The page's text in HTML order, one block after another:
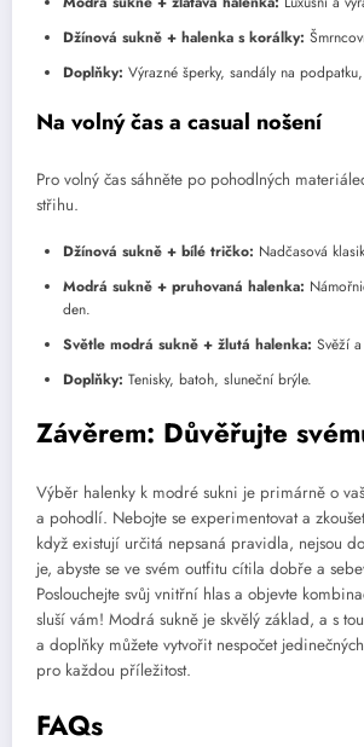
Džínová sukně + halenka s korálky:
Doplňky: Výrazné šperky, sandály na
Na volný čas a casual nošení
Pro volný čas sáhněte po pohodlných
střihu.
Džínová sukně + bílé tričko: Nadčasová
Modrá sukně + pruhovaná halenka:
den.
Světle modrá sukně + žlutá halenka: Svěží
Doplňky: Tenisky, batoh, sluneční brýle.
Závěrem: Důvěřujte
Výběr halenky k modré sukni je primárně o
a pohodlí. Nebojte se experimentovat a
když existují určitá nepsaná pravidla, nejsou
je, abyste se ve svém outfitu cítila dobře a
Poslouchejte svůj vnitřní hlas a objevte
sluší vám! Modrá sukně je skvělý základ, a s
a doplňky můžete vytvořit nespočet
pro každou příležitost.
FAQs